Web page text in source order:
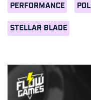
PERFORMANCE
STELLAR BLADE